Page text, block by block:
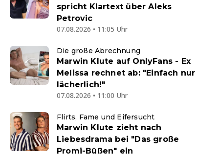
spricht Klartext über Aleks
Petrovic
07.08.2026 • 11:05 Uhr
Die große Abrechnung
Marwin Klute auf OnlyFans - Ex
Melissa rechnet ab: "Einfach nur
lächerlich!"
07.08.2026 • 11:00 Uhr
Flirts, Fame und Eifersucht
Marwin Klute zieht nach
Liebesdrama bei "Das große
Promi-Büßen" ein